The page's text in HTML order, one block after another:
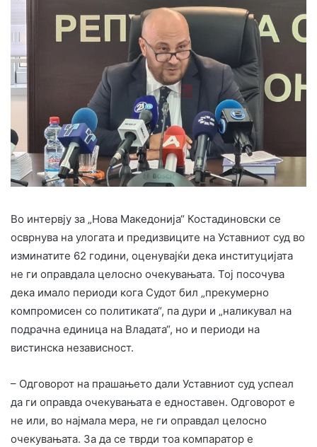
Во интервју за „Нова Македонија“ Костадиновски се
осврнува на улогата и предизвиците на Уставниот суд во
изминатите 62 години, оценувајќи дека институцијата
не ги оправдала целосно очекувањата. Тој посочува
дека имало периоди кога Судот бил „прекумерно
компромисен со политиката“, па дури и „наликувал на
подрачна единица на Владата“, но и периоди на
вистинска независност.
– Одговорот на прашањето дали Уставниот суд успеал
да ги оправда очекувањата е едноставен. Одговорот е
не или, во најмала мера, не ги оправдал целосно
очекувањата. За да се тврди тоа компаратор е